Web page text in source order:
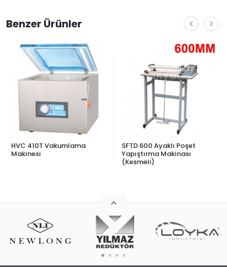
Benzer Ürünler
SFTD 600 Ayaklı Poşet
Yapıştırma Makinası
PFS 06 Havalı Sistem
Otomatik Pedal Poşet
Yapıştırma Makinası